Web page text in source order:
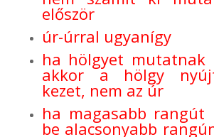
először
úr-úrral ugyanígy
ha hölgyet mutatnak
akkor a hölgy
kezet, nem az úr
ha magasabb rangút
be alacsonyabb